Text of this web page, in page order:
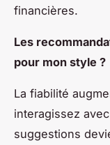
financières.
Les
pour mon style ?
La fiabilité
interagissez
suggestions